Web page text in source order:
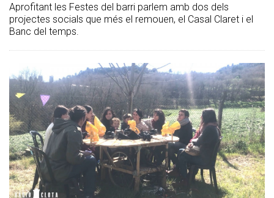
Aprofitant les Festes del barri parlem amb dos dels
projectes socials que més el remouen, el Casal Claret i el
Banc del temps.